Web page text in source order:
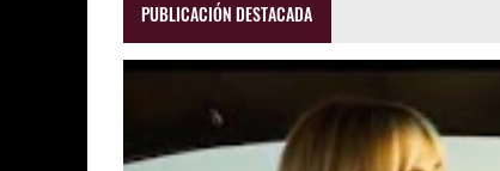
PUBLICACIÓN DESTACADA